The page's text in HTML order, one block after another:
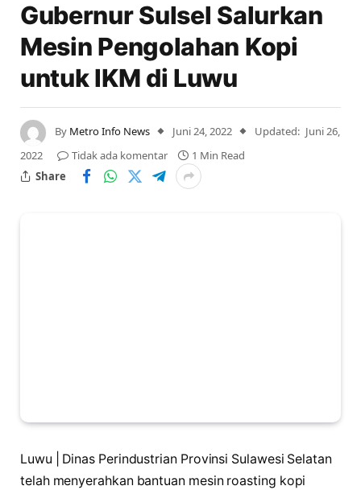
Gubernur Sulsel Salurkan
Mesin Pengolahan Kopi
untuk IKM di Luwu
By Metro Info News Juni 24, 2022 Updated: Juni 26,
2022
Tidak ada komentar
1 Min Read
Share
Luwu | Dinas Perindustrian Provinsi Sulawesi Selatan
telah menyerahkan bantuan mesin roasting kopi